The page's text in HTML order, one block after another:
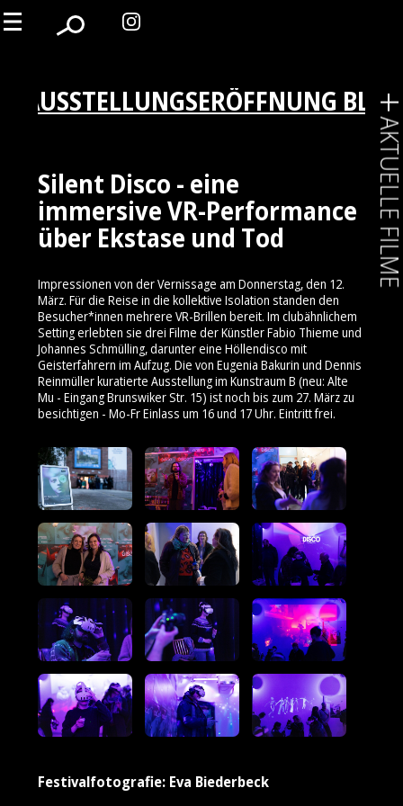
AUSSTELLUNGSERÖFFNUNG
Silent Disco - eine
immersive VR-Performance
über Ekstase und Tod
Impressionen von der Vernissage am Donnerstag, den 12.
März. Für die Reise in die kollektive Isolation standen den
Besucher*innen mehrere VR-Brillen bereit. Im clubähnlichem
Setting erlebten sie drei Filme der Künstler Fabio Thieme und
Johannes Schmülling, darunter eine Höllendisco mit
Geisterfahrern im Aufzug. Die von Eugenia Bakurin und Dennis
Reinmüller kuratierte Ausstellung im Kunstraum B (neu: Alte
Mu - Eingang Brunswiker Str. 15) ist noch bis zum 27. März zu
besichtigen - Mo-Fr Einlass um 16 und 17 Uhr. Eintritt frei.
Festivalfotografie: Eva Biederbeck